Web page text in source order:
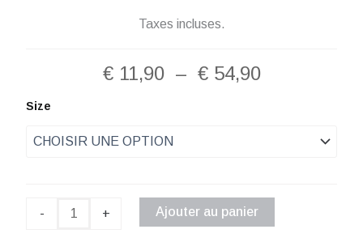
Taxes incluses.
€11,90 – €54,90Plage
à
€ 54,90
Size
-
quantité
Parfum
+ Ajouter au panier